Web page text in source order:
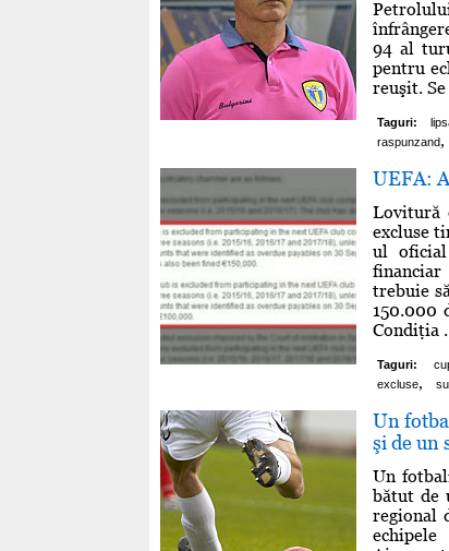
94 al
pentru
reuşit.
Taguri:
raspunzand,
UEFA:
Lovitură
excluse
ul
trebuie
150.000
Condiţia
Taguri:
excluse,
Un
şi de un
Un
bătut de
regional